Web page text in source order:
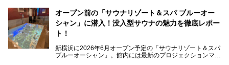
す。サウナや水風呂の気持ちよさはもちろん、リラックスス
ペースの過ごしやすさまで徹底チェック。新横浜エリアで日
常の疲れをリセットしたい人、ライブやスポーツ観戦遠征組
は必見です。
オープン前の「サウナリゾート＆スパ ブルーオー
シャン」に潜入！没入型サウナの魅力を徹底レポー
ト！
新横浜に2026年6月オープン予定の「サウナリゾート＆スパ
ブルーオーシャン」。館内には最新のプロジェクションマッ